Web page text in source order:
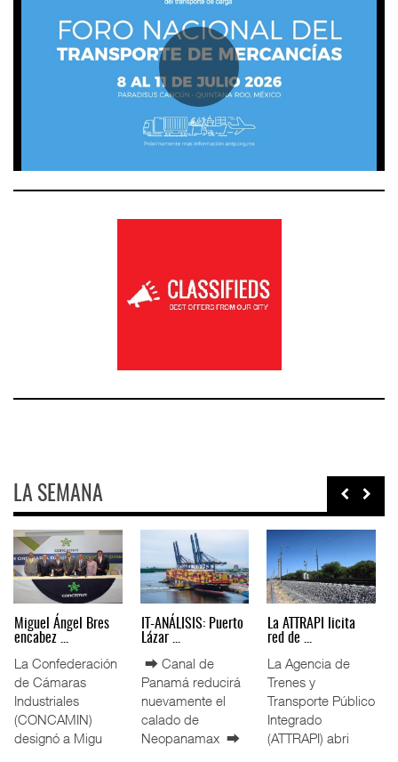
LA SEMANA
Miguel Ángel Bres
encabez ...
La Confederación
de Cámaras
Industriales
(CONCAMIN)
designó a Migu
IT-ANÁLISIS: Puerto
Lázar ...
⮕ Canal de
Panamá reducirá
nuevamente el
calado de
Neopanamax ⮕
La ATTRAPI licita
red de ...
La Agencia de
Trenes y
Transporte Público
Integrado
(ATTRAPI) abri